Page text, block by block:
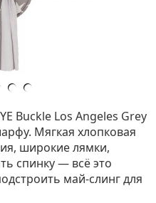
Buckle Los Angeles Grey
Мягкая хлопковая
широкие лямки,
спинку — всё это
май-слинг для